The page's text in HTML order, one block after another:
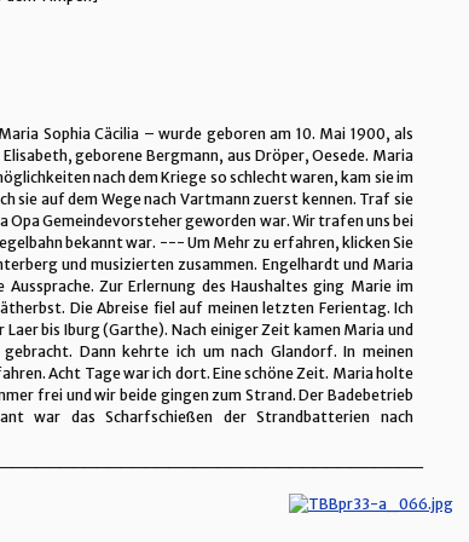
Sophia Cäcilia – wurde geboren am 10. Mai 1900, als
geborene Bergmann, aus Dröper, Oesede. Maria
nach dem Kriege so schlecht waren, kam sie im
sie auf dem Wege nach Vartmann zuerst kennen. Traf sie
Gemeindevorsteher geworden war. Wir trafen uns bei
bekannt war. --- Um Mehr zu erfahren, klicken Sie
und musizierten zusammen. Engelhardt und Maria
Zur Erlernung des Haushaltes ging Marie im
Die Abreise fiel auf meinen letzten Ferientag. Ich
bis Iburg (Garthe). Nach einiger Zeit kamen Maria und
Dann kehrte ich um nach Glandorf. In meinen
Acht Tage war ich dort. Eine schöne Zeit. Maria holte
frei und wir beide gingen zum Strand. Der Badebetrieb
war das Scharfschießen der Strandbatterien nach